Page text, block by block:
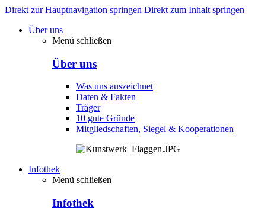
Direkt zur Hauptnavigation springen Direkt zum Inhalt springen
Über uns
Menü schließen
Über uns
Was uns auszeichnet
Daten & Fakten
Träger
10 gute Gründe
Mitgliedschaften, Siegel & Kooperationen
Infothek
Menü schließen
Infothek